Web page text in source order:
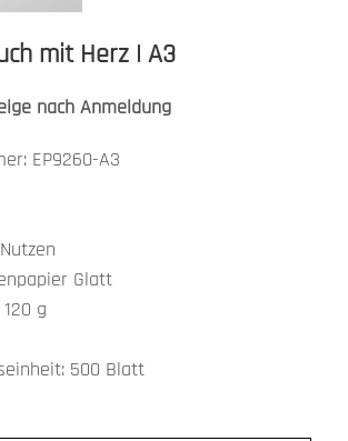
mit Herz | A3
nach Anmeldung
EP9260-A3
Glatt
g
500 Blatt